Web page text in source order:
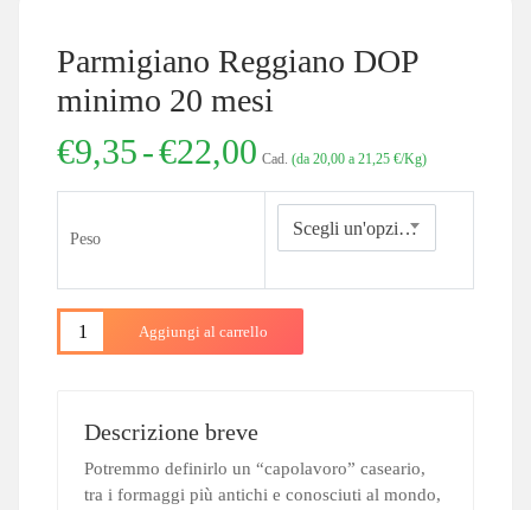
Parmigiano Reggiano DOP
minimo 20 mesi
€9,35-€22,00Fascia
di
prezzo:
€9,35
a
€22,00
Cad. (da 20,00 a 21,25 €/Kg)
Peso
Scegli un'opzione
Aggiungi al carrello
Descrizione breve
Potremmo definirlo un “capolavoro” caseario,
tra i formaggi più antichi e conosciuti al mondo,